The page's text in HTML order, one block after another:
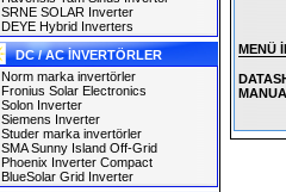
SRNE SOLAR Inverter
DEYE Hybrid Inverters
DC / AC İNVERTÖRLER
Norm marka invertörler
Fronius Solar Electronics
Solon Inverter
Siemens Inverter
Studer marka invertörler
SMA Sunny Island Off-Grid
Phoenix Inverter Compact
BlueSolar Grid Inverter
MENÜ